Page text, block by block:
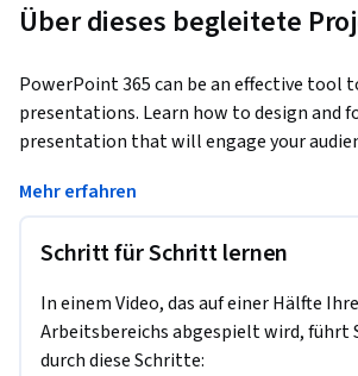
Über dieses begleitete
PowerPoint 365 can be an effective tool
presentations. Learn how to design and
presentation that will engage your
how to select a theme that is appropriate
presentation. Then, you will learn to add
and insert visual images or photos into
Next, you will discover how to  use tables
Mehr erfahren
Schritt für Schritt lernen
In einem Video, das auf einer Hälfte
Arbeitsbereichs abgespielt wird, führt
durch diese Schritte: